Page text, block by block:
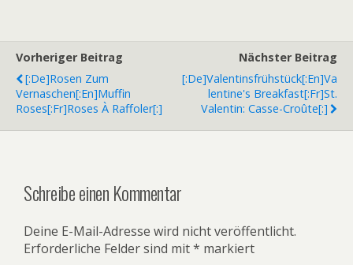
Vorheriger Beitrag
[:de]Rosen Zum
Vernaschen[:en]Muffin
Roses[:fr]Roses À Raffoler[:]
Nächster Beitrag
[:de]Valentinsfrühstück[:en]Va
Lentine's Breakfast[:fr]St.
Valentin: Casse-Croûte[:]
Schreibe einen Kommentar
Deine E-Mail-Adresse wird nicht veröffentlicht.
Erforderliche Felder sind mit* markiert